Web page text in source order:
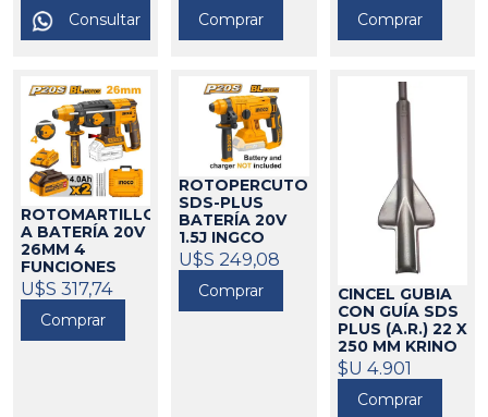
Consultar Comprar Comprar
ROTOMARTILLO
A BATERÍA 20V
26MM 4
FUNCIONES
BRUSHLESS
INGCO424129
U$S 317,74
Comprar
ROTOPERCUTOR
SDS-PLUS
BATERÍA 20V
1.5J INGCO
424036
U$S 249,08
Comprar
CINCEL GUBIA
CON GUÍA SDS
PLUS (A.R.) 22 X
250 MM KRINO
333146
$U 4.901
Comprar